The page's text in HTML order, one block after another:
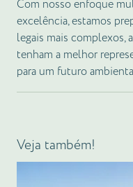
Com nosso enfoque
excelência, estamos
legais mais complexos,
tenham a melhor
para um futuro
Veja também!